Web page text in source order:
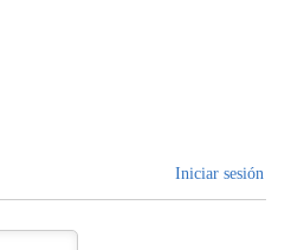
Iniciar sesión